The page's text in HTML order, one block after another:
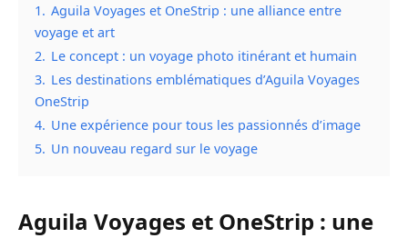
1. Aguila Voyages et OneStrip : une alliance entre
voyage et art
2. Le concept : un voyage photo itinérant et humain
3. Les destinations emblématiques d’Aguila Voyages
OneStrip
4. Une expérience pour tous les passionnés d’image
5. Un nouveau regard sur le voyage
Aguila Voyages et OneStrip : une